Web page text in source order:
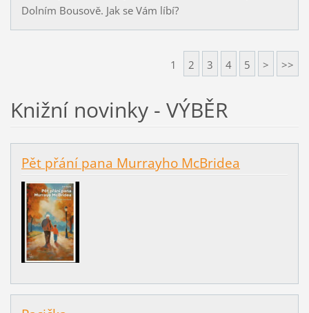
Dolním Bousově. Jak se Vám líbí?
1 2 3 4 5 > >>
Knižní novinky - VÝBĚR
Pět přání pana Murrayho McBridea